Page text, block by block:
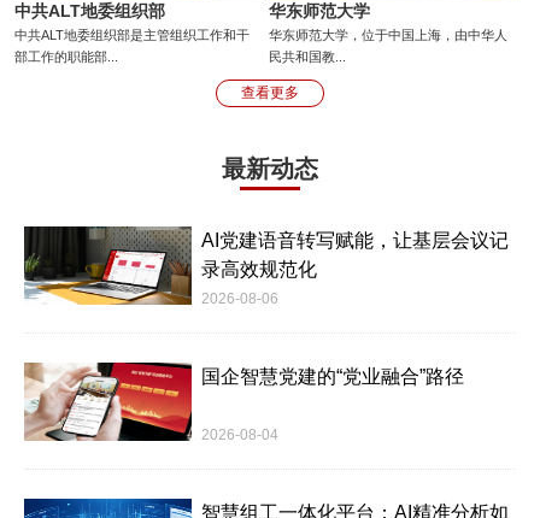
中共ALT地委组织部
中共ALT地委组织部是主管组织工作和干
部工作的职能部...
华东师范大学
华东师范大学，位于中国上海，由中华人
民共和国教...
查看更多
最新动态
AI党建语音转写赋能，让基层会议记
录高效规范化
2026-08-06
国企智慧党建的“党业融合”路径
2026-08-04
智慧组工一体化平台：AI精准分析如